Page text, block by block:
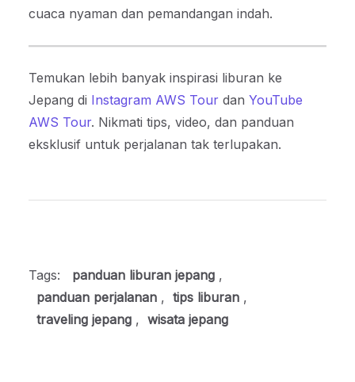
cuaca nyaman dan pemandangan indah.
Temukan lebih banyak inspirasi liburan ke
Jepang di Instagram AWS Tour dan YouTube
AWS Tour. Nikmati tips, video, dan panduan
eksklusif untuk perjalanan tak terlupakan.
Tags: panduan liburan jepang ,
panduan perjalanan , tips liburan ,
traveling jepang , wisata jepang